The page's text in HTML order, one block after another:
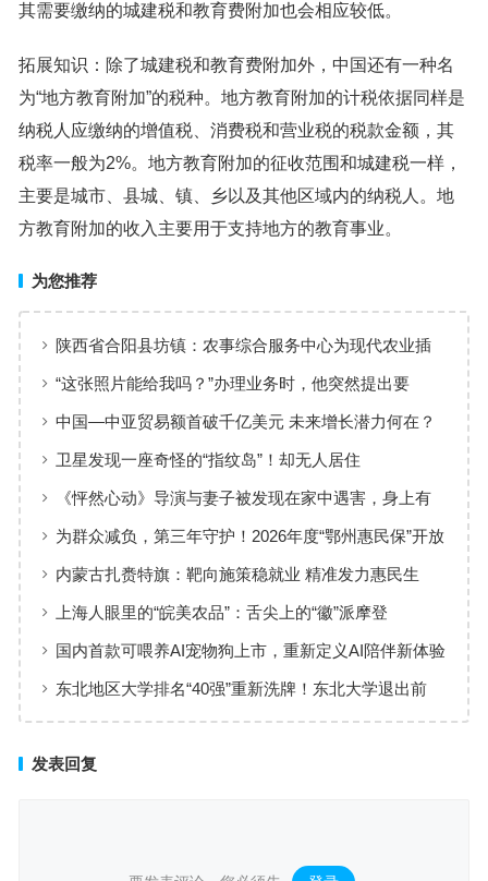
其需要缴纳的城建税和教育费附加也会相应较低。
拓展知识：除了城建税和教育费附加外，中国还有一种名
为“地方教育附加”的税种。地方教育附加的计税依据同样是
纳税人应缴纳的增值税、消费税和营业税的税款金额，其
税率一般为2%。地方教育附加的征收范围和城建税一样，
主要是城市、县城、镇、乡以及其他区域内的纳税人。地
方教育附加的收入主要用于支持地方的教育事业。
为您推荐
陕西省合阳县坊镇：农事综合服务中心为现代农业插
上“金翅膀”
“这张照片能给我吗？”办理业务时，他突然提出要
求……
中国—中亚贸易额首破千亿美元 未来增长潜力何在？
卫星发现一座奇怪的“指纹岛”！却无人居住
《怦然心动》导演与妻子被发现在家中遇害，身上有
刀伤
为群众减负，第三年守护！2026年度“鄂州惠民保”开放
参保！
内蒙古扎赉特旗：靶向施策稳就业 精准发力惠民生
上海人眼里的“皖美农品”：舌尖上的“徽”派摩登
国内首款可喂养AI宠物狗上市，重新定义AI陪伴新体验
东北地区大学排名“40强”重新洗牌！东北大学退出前
发表回复